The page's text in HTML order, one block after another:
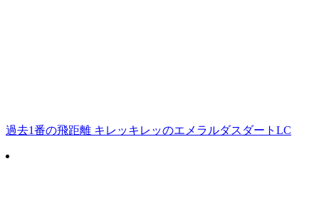
過去1番の飛距離 キレッキレッのエメラルダスダートLC